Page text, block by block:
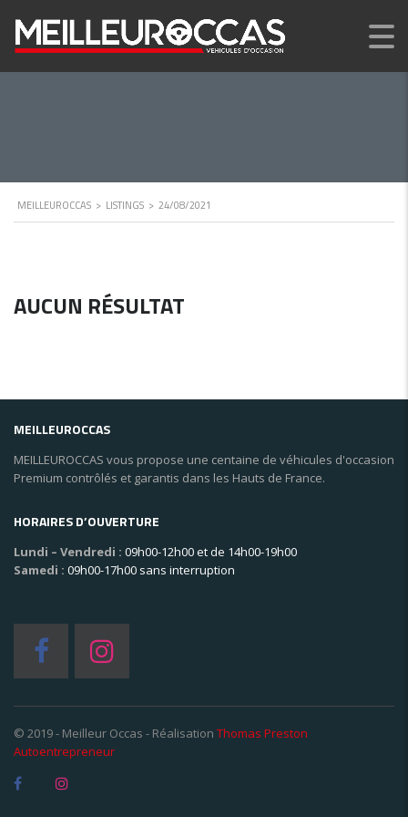
MEILLEUROCCAS > LISTINGS > 24/08/2021
AUCUN RÉSULTAT
MEILLEUROCCAS
MEILLEUROCCAS vous propose une centaine de véhicules d'occasion
Premium contrôlés et garantis dans les Hauts de France.
HORAIRES D’OUVERTURE
Lundi – Vendredi : 09h00-12h00 et de 14h00-19h00
Samedi : 09h00-17h00 sans interruption
© 2019 - Meilleur Occas - Réalisation Thomas Preston
Autoentrepreneur